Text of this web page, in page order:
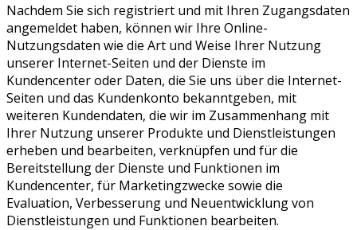
Nachdem Sie sich registriert und mit Ihren Zugangsdaten
angemeldet haben, können wir Ihre Online-
Nutzungsdaten wie die Art und Weise Ihrer Nutzung
unserer Internet-Seiten und der Dienste im
Kundencenter oder Daten, die Sie uns über die Internet-
Seiten und das Kundenkonto bekanntgeben, mit
weiteren Kundendaten, die wir im Zusammenhang mit
Ihrer Nutzung unserer Produkte und Dienstleistungen
erheben und bearbeiten, verknüpfen und für die
Bereitstellung der Dienste und Funktionen im
Kundencenter, für Marketingzwecke sowie die
Evaluation, Verbesserung und Neuentwicklung von
Dienstleistungen und Funktionen bearbeiten.